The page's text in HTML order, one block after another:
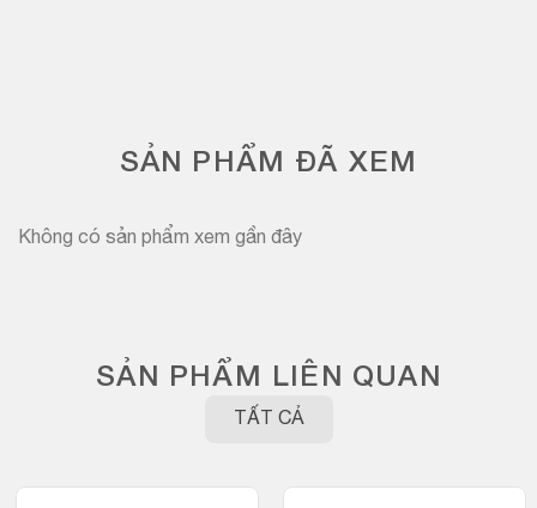
SẢN PHẨM ĐÃ XEM
Không có sản phẩm xem gần đây
SẢN PHẨM LIÊN QUAN
TẤT CẢ